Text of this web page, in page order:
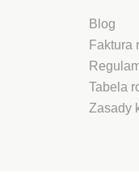
Blog
Faktura
Tabela
Zasady